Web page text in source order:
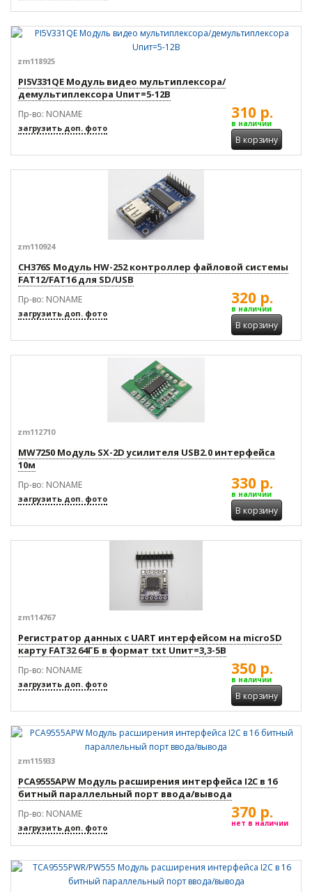
zm118925
PI5V331QE Модуль видео мультиплексора/
демультиплексора Uпит=5-12В
Пр-во: NONAME
загрузить доп. фото
310 р.
в наличии
В корзину
zm110924
CH376S Модуль HW-252 контроллер файловой системы
FAT12/FAT16 для SD/USB
Пр-во: NONAME
загрузить доп. фото
320 р.
в наличии
В корзину
zm112710
MW7250 Модуль SX-2D усилителя USB2.0 интерфейса
10м
Пр-во: NONAME
загрузить доп. фото
330 р.
в наличии
В корзину
zm114767
Регистратор данных с UART интерфейсом на microSD
карту FAT32 64ГБ в формат txt Uпит=3,3-5В
Пр-во: NONAME
загрузить доп. фото
350 р.
в наличии
В корзину
zm115933
PCA9555APW Модуль расширения интерфейса I2C в 16
битный параллельный порт ввода/вывода
Пр-во: NONAME
загрузить доп. фото
370 р.
нет в наличии